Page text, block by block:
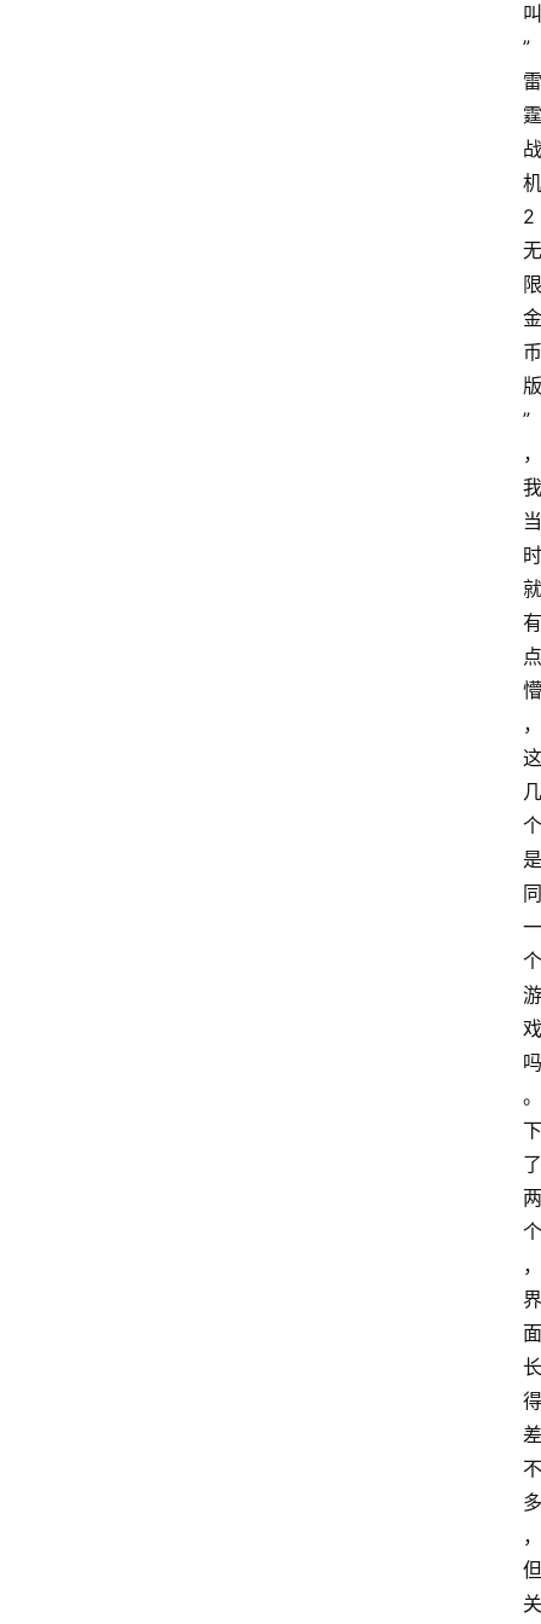
叫
”
雷
霆
战
机
2
无
限
金
币
版
”
，
我
当
时
就
有
点
懵
，
这
几
个
是
同
一
个
游
戏
吗
。
下
了
两
个
，
界
面
长
得
差
不
多
，
但
关